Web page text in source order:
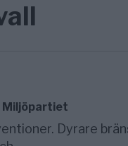
Miljöpartiet
Dyrare